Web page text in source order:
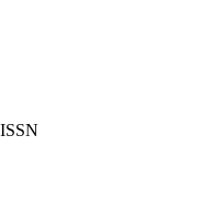
ISSN